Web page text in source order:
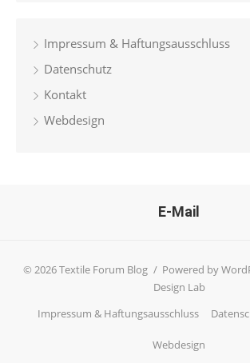
Impressum & Haftungsausschluss
Datenschutz
Kontakt
Webdesign
E-Mail
© 2026 Textile Forum Blog / Powered by
Design Lab
Impressum & Haftungsausschluss
Webdesign